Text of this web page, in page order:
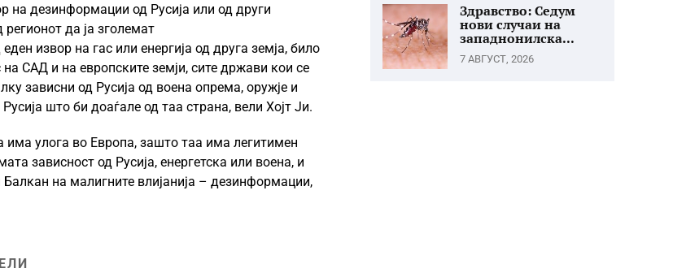
на дезинформации од Русија или од други
да ја зголемат
извор на гас или енергија од друга земја, било
САД и на европските земји, сите држави кои се
зависни од Русија од воена опрема, оружје и
што би доаѓале од таа страна, вели Хојт Ји.
има улога во Европа, зашто таа има легитимен
зависност од Русија, енергетска или воена, и
на малигните влијанија – дезинформации,
Здравство: Седум
нови случаи на
западнонилска...
7 АВГУСТ, 2026